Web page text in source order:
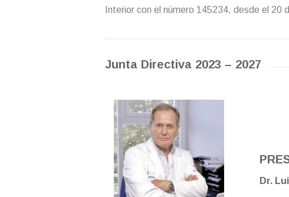
Interior con el número 145234, desde el 20
Junta Directiva 2023 – 2027
Dr.